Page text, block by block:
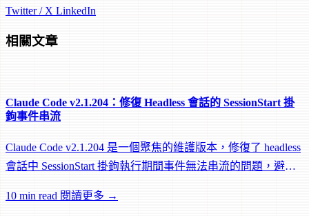
Twitter / X LinkedIn
相關文章
Claude Code v2.1.204：修復 Headless 會話的 SessionStart 掛
鉤事件串流
Claude Code v2.1.204 是一個聚焦的維護版本，修復了 headless
會話中 SessionStart 掛鉤執行期間事件無法串流的問題，避免
10 min read 閱讀更多 →